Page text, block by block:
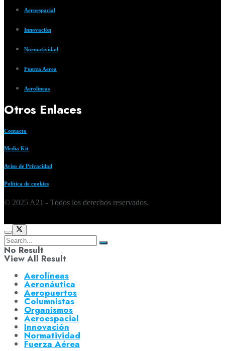
Aeroespacial
Innovación
Normatividad
Fuerza Aerea
Aerolíneas
Otros Enlaces
Contacto
Media Kit
Aviso de Privacidad
Política de cookies
© 2025 A21 - Todos los derechos reservados.
No Result
View All Result
Aerolíneas
Aeronáutica
Aeropuertos
Columnistas
Organismos
Aeroespacial
Innovación
Normatividad
Fuerza Aérea